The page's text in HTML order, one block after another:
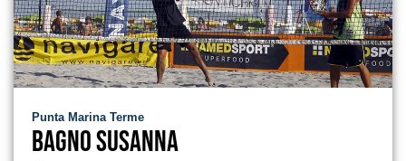
Punta Marina Terme
Bagno Susanna